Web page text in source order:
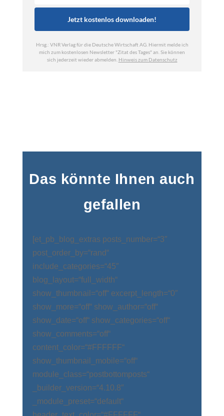
Das könnte Ihnen auch
gefallen
[et_pb_blog_extras posts_number=“3″
post_order_by=“rand“
include_categories=“45″
blog_layout=“full_width“
show_thumbnail=“off“ excerpt_length=“0″
show_more=“off“ show_author=“off“
show_date=“off“ show_categories=“off“
show_comments=“off“
content_color=“#FFFFFF“
show_thumbnail_mobile=“off“
module_class=“postbottomposts“
_builder_version=“4.10.8″
_module_preset=“default“